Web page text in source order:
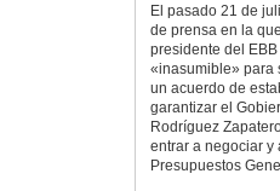
El pasado 21 de
de prensa en la
presidente del
«inasumible» para
un acuerdo de
garantizar el
Rodríguez
entrar a negociar y
Presupuestos